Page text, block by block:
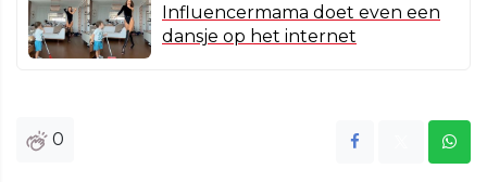
Influencermama doet even een
dansje op het internet
0